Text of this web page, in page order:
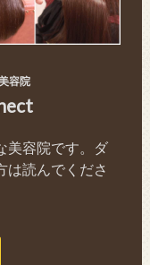
容院
美容院です。ダ
は読んでくださ